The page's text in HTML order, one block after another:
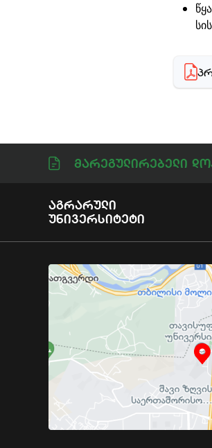
Მარეგულირებელი
Აგრარული
Უნივერსიტეტი